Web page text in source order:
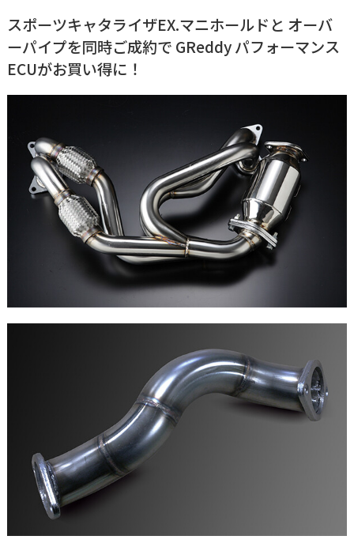
スポーツキャタライザEX.マニホールドと オーバ
ーパイプを同時ご成約で GReddy パフォーマンス
ECUがお買い得に！